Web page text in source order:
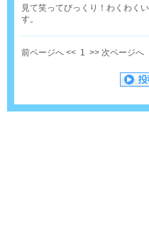
見て笑ってびっくり！わくわく
す。
前ページへ << 1 >> 次ページへ